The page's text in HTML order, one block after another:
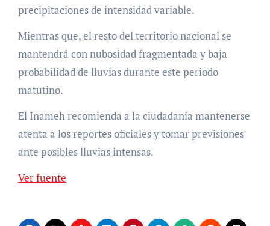
precipitaciones de intensidad variable.
Mientras que, el resto del territorio nacional se
mantendrá con nubosidad fragmentada y baja
probabilidad de lluvias durante este periodo
matutino.
El Inameh recomienda a la ciudadanía mantenerse
atenta a los reportes oficiales y tomar previsiones
ante posibles lluvias intensas.
Ver fuente